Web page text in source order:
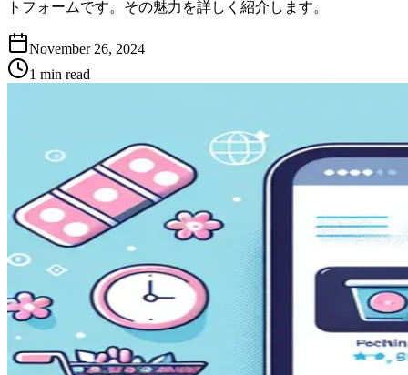
トフォームです。その魅力を詳しく紹介します。
November 26, 2024
1 min read